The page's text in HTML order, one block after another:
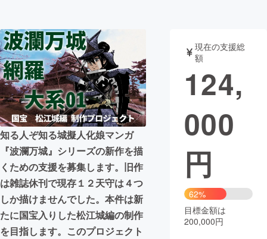
テクノロジー・ガジェット
映像・映画 書籍・雑誌
ビジネス・起業 チャレンジ
まちづくり・地域活性化
CAMPFIRE for Social Good
CAMPFIRE Creation
CAMPFIREふるさと納税machi-ya コミュニティ
知る人ぞ知る城擬人化娘マンガ
『波瀾万城』シリーズの新作を描
くための支援を募集します。旧作
は雑誌休刊で現存１２天守は４つ
しか描けませんでした。本件は新
たに国宝入りした松江城編の制作
を目指します。このプロジェクト
現在の支援総
額
124,
000
円
62%
目標金額は
200,000円